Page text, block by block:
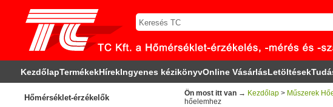
KezdőlapTermékekHírekIngyenes kézikönyvOnline VásárlásLetöltések
Hőmérséklet-érzékelők Ön most itt van → Kezdőlap> Műszerek
hőelemhez